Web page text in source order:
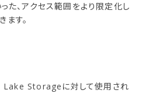
た、アクセス範囲をより限定化し
す。
Storageに対して使用され